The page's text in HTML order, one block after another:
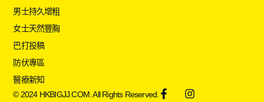
男士持久增粗
女士天然豐胸
巴打投稿
防伏專區
醫療新知
© 2024 HKBIGJJ.COM. All Rights Reserved.